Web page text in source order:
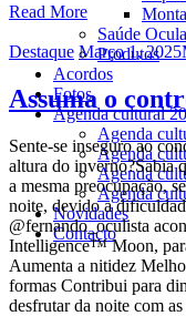
Saúde
Produtos
Acordos
Fotos
Agenda cultural
Agenda
Agenda
Agenda
Agenda
Novidades
Contacto
Read More
Categories
Destaque Posted
on
Março 1, 2025
Assuma o
Sente-se inseguro ao
altura do inverno?Sabia
a mesma preocupação,
noite, devido a
@fernando_oculista
Intelligence™ Moon,
Aumenta a nitidez
formas Contribui para
desfrutar da noite com